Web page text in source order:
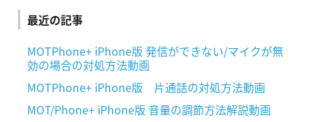
最近の記事
MOTPhone+ iPhone版 発信ができない/マイクが無
効の場合の対処方法動画
MOTPhone+ iPhone版 片通話の対処方法動画
MOT/Phone+ iPhone版 音量の調節方法解説動画